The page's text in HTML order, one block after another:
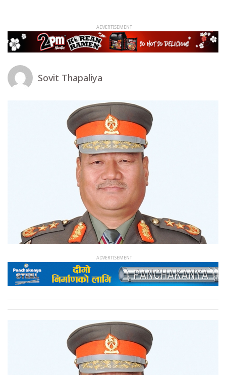
Sovit Thapaliya